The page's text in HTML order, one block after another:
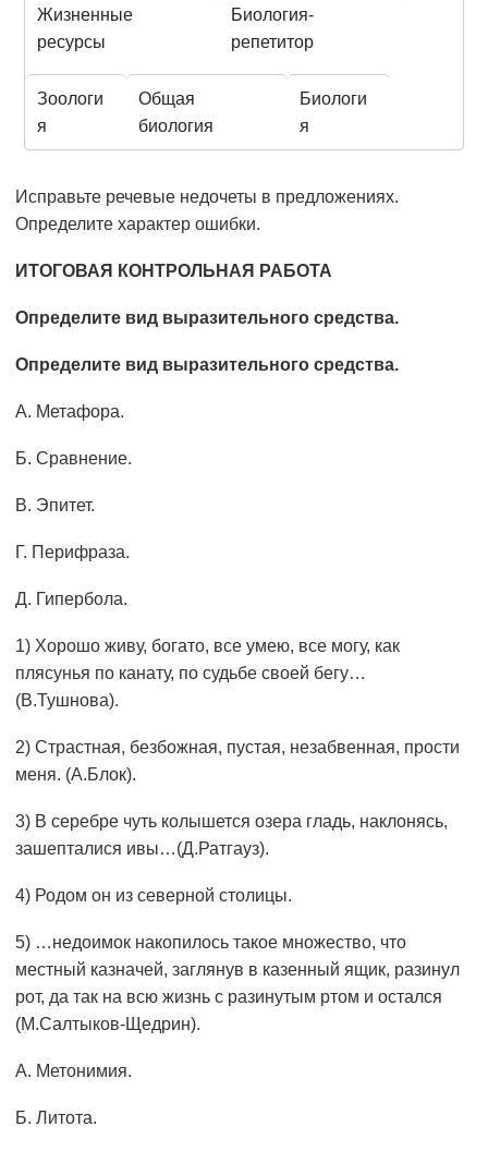
Жизненные
ресурсы
Биология-
репетитор
Зоологи
я
Общая
биология
Биологи
я
Исправьте речевые недочеты в предложениях.
Определите характер ошибки.
ИТОГОВАЯ КОНТРОЛЬНАЯ РАБОТА
Определите вид выразительного средства.
Определите вид выразительного средства.
А. Метафора.
Б. Сравнение.
В. Эпитет.
Г. Перифраза.
Д. Гипербола.
1) Хорошо живу, богато, все умею, все могу, как
плясунья по канату, по судьбе своей бегу…
(В.Тушнова).
2) Страстная, безбожная, пустая, незабвенная, прости
меня. (А.Блок).
3) В серебре чуть колышется озера гладь, наклонясь,
зашепталися ивы…(Д.Ратгауз).
4) Родом он из северной столицы.
5) …недоимок накопилось такое множество, что
местный казначей, заглянув в казенный ящик, разинул
рот, да так на всю жизнь с разинутым ртом и остался
(М.Салтыков-Щедрин).
А. Метонимия.
Б. Литота.